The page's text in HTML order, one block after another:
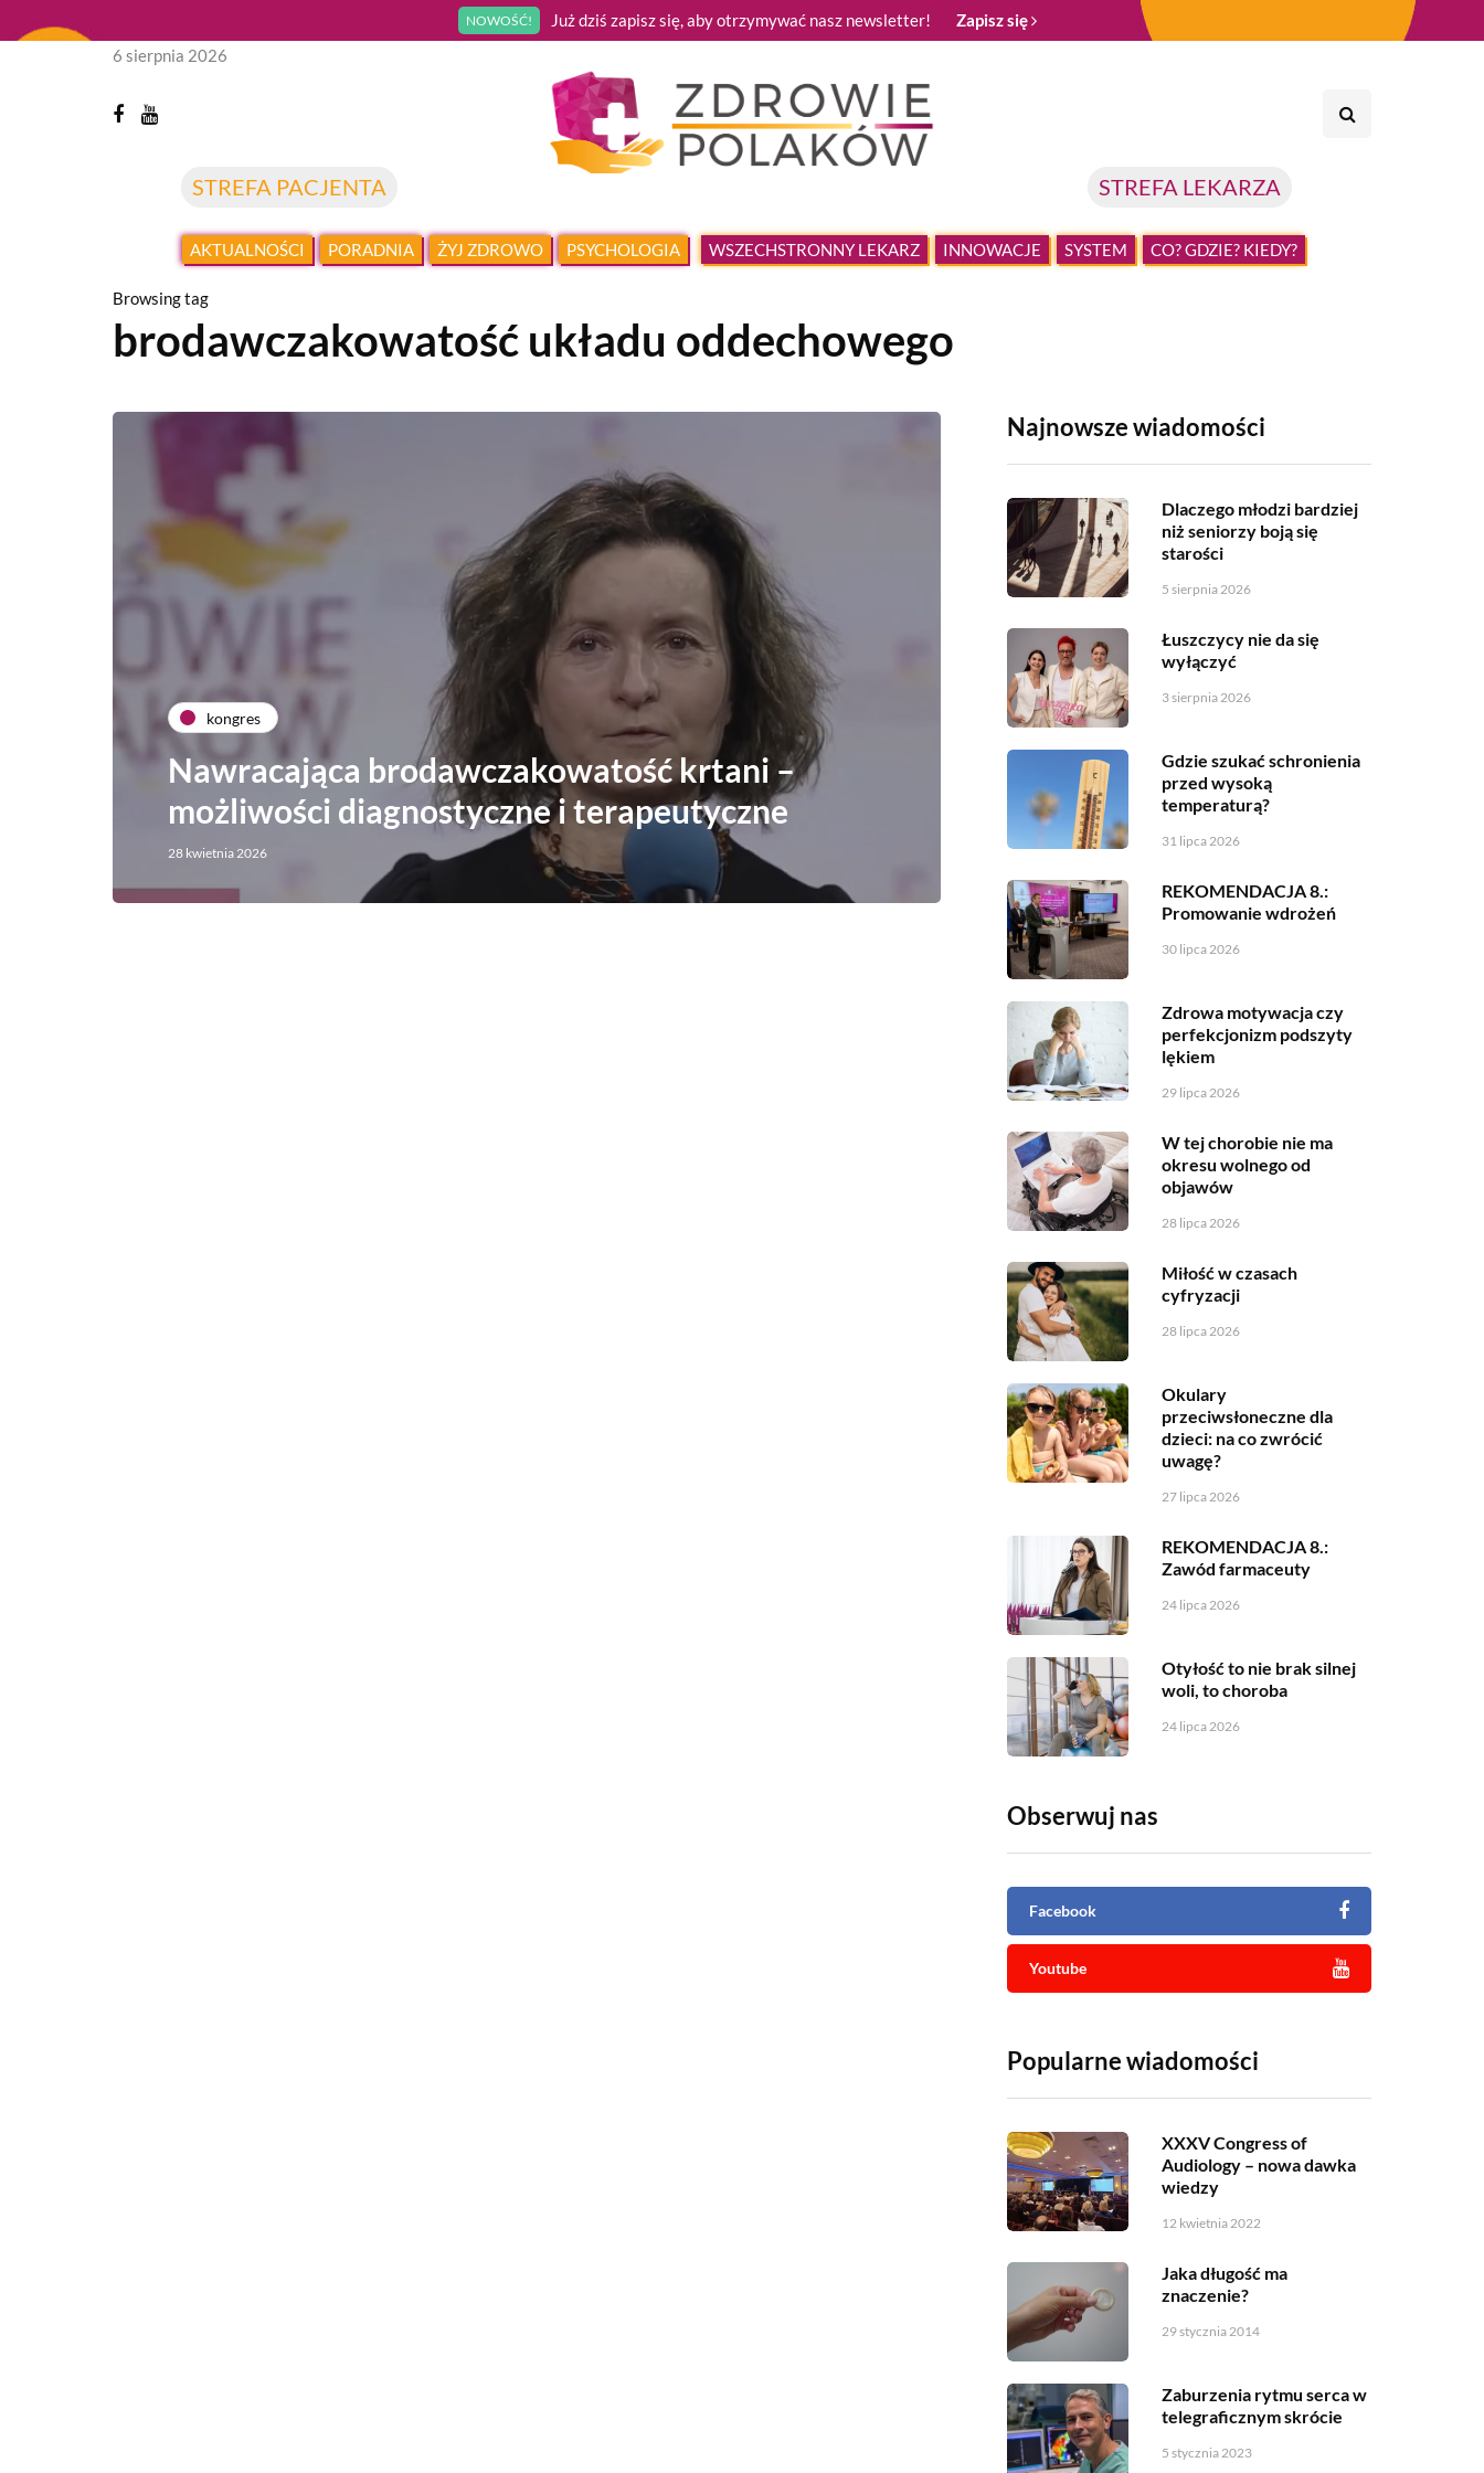
NOWOŚĆ! Już dziś zapisz się, aby otrzymywać nasz newsletter! Zapisz się
STREFA PACJENTA STREFA LEKARZA
6 sierpnia 2026
AKTUALNOŚCI PORADNIA ŻYJ ZDROWO PSYCHOLOGIA WSZECHSTRONNY LEKARZ INNOWACJE SYSTEM CO? GDZIE? KIEDY?
Browsing tag
brodawczakowatość układu oddechowego
kongres
Nawracająca brodawczakowatość krtani –
możliwości diagnostyczne i terapeutyczne
28 kwietnia 2026
Najnowsze wiadomości
Dlaczego młodzi bardziej
niż seniorzy boją się
starości
5 sierpnia 2026
Łuszczycy nie da się
wyłączyć
3 sierpnia 2026
Gdzie szukać schronienia
przed wysoką
temperaturą?
31 lipca 2026
REKOMENDACJA 8.:
Promowanie wdrożeń
30 lipca 2026
Zdrowa motywacja czy
perfekcjonizm podszyty
lękiem
29 lipca 2026
W tej chorobie nie ma
okresu wolnego od
objawów
28 lipca 2026
Miłość w czasach
cyfryzacji
28 lipca 2026
Okulary
przeciwsłoneczne dla
dzieci: na co zwrócić
uwagę?
27 lipca 2026
REKOMENDACJA 8.:
Zawód farmaceuty
24 lipca 2026
Otyłość to nie brak silnej
woli, to choroba
24 lipca 2026
Obserwuj nas
Facebook
Youtube
Popularne wiadomości
XXXV Congress of
Audiology – nowa dawka
wiedzy
12 kwietnia 2022
Jaka długość ma
znaczenie?
29 stycznia 2014
Zaburzenia rytmu serca w
telegraficznym skrócie
5 stycznia 2023